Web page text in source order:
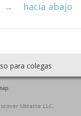
→ hacia abajo
para colegas
Ukraine LLC.